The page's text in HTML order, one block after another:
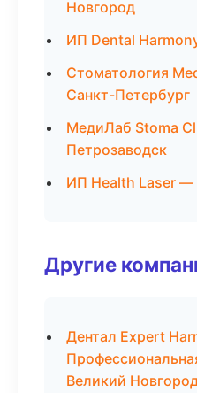
Новгород
ИП Dental
Стоматология
Санкт-Петербург
МедиЛаб Stoma
Петрозаводск
ИП Health Laser
Другие
Дентал Expert
Великий